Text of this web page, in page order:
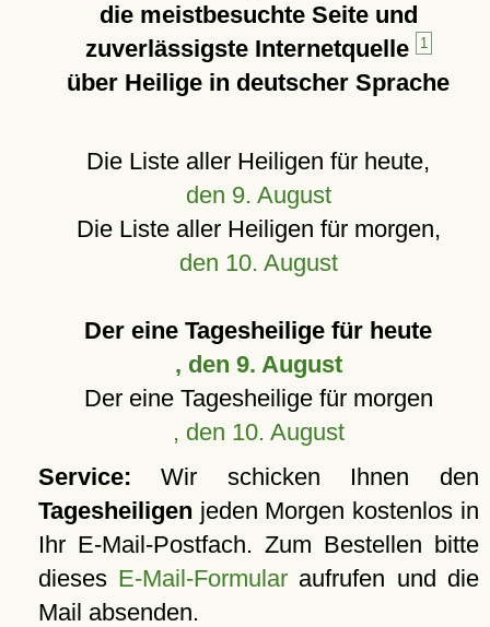
die meistbesuchte Seite und
zuverlässigste Internetquelle
1
über Heilige in deutscher Sprache
Die Liste aller Heiligen für heute,
den 9. August
Die Liste aller Heiligen für morgen,
den 10. August
Der eine Tagesheilige für heute
, den 9. August
Der eine Tagesheilige für morgen
, den 10. August
Service: Wir schicken Ihnen den
Tagesheiligen jeden Morgen kostenlos in
Ihr E-Mail-Postfach. Zum Bestellen bitte
dieses E-Mail-Formular aufrufen und die
Mail absenden.